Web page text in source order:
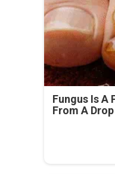
Fungus Is A
From A